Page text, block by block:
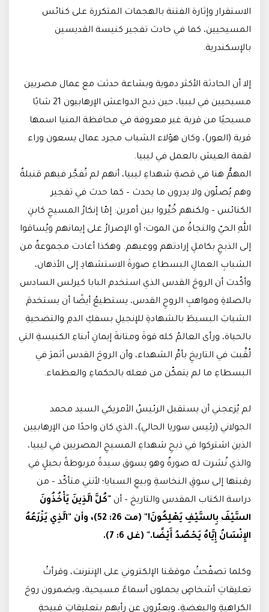
الاستقرار وإثارة الفتنة بالهجمات المتكررة على كنائس
المسيحيين، كما في حادث تفجير كنيسة القديسين
بالإسكندرية.
إلا أن الحادثة الأكثر دموية وبشاعة حدثت مع عمال مصريين
مسيحيين في ليبيا، حين ذبح الدواعش الإرهابيون 21 شابًا
مسيحيًا من قرية غير معروفة في محافظة المنيا اسمها
قرية (العور)، وكان هؤلاء الشباب مجرد عمال يسعون وراء
لقمة العيش بالعمل في ليبيا.
المهمُّ هنا في قصةِ شهداءِ ليبيا، أنهم لم تُفجَّر فيهم قنبلةٌ
وهم يُصلّون ولا يدرون ما يحدث – كما حدث في تفجير
الكنائس – ولكنهم خُيِّروا بين أمرين: إمّا إنكارُ المسيحِ كابنِ
اللهِ الحيّ والنجاةُ من الموت؛ أو الإصرارُ على إيمانهم ويُساقوا
إلى الذبحِ بكاملِ إرادتهم ووعيهم. وهكذا أعادت مجموعةٌ من
الشبابِ العمالِ البسطاءِ صورةَ الاستشهادِ إلى الأذهان،
وأكّدت أن الروحَ القدس الذي استخدم البابا كيرلس السادس
بالصلاةِ ومواهبِ الروحِ القدس، يستطيعُ أيضًا أن يستخدمَ
الشبابَ البسيطَ بالشهادةِ للإنجيلِ بسفكِ الدمِ والتضحيةِ
بالحياة، ورأى العالمُ كله قوةَ ومتانةَ إيمانِ أبناءِ الكنيسةِ التي
لُقِّبت في التاريخِ بأمِّ الشهداء، وأن الروحَ القدس أثمرَ في
البسطاءِ ما لم يتمكّن من فعله بالحكماءِ والعظماء.
لم يُزعجني أن يستقبل الرئيسُ الأمريكي السيد محمد
الجولاني (رئيس سوريا الحالي)، الذي كان واحدًا من الإرهابيين
الذين اشتركوا في ذبحِ شهداءِ المسيحِ المصريين في ليبيا،
والذي نُشرت له صورةٌ وهو يسوق سيدةً مربوطةً بحبلٍ في
رقبتها إلى سوقِ النخاسةِ وبيعِ السبايا؛ لأنني متأكّد – من
دراسة الكتاب المقدس والتاريخ – أن "كُلَّ الَّذِينَ يَأْخُذُونَ
السَّيْفَ بِالسَّيْفِ يَهْلِكُونَ!" (مت 26: 52)، وأن "الَّذِي يَزْرَعُهُ
الإِنْسَانُ إِيَّاهُ يَحْصُدُ أَيْضًا." (غل 6: 7).
وكلما تصفّحتُ موقعَنا الإلكتروني على الإنترنت، وقرأتُ
تعليقاتِ أشخاصٍ يحملون أسماءً مسيحية، ويضمرون روحَ
الكراهيةِ والبغضةِ، ويعبّرون عن رأيِهم بتعليقاتٍ قبيحةٍ